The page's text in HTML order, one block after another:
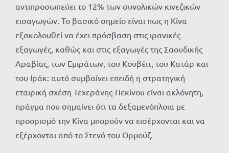
αντιπροσωπεύει το 12% των συνολικών κινεζικών
εισαγωγών. Το βασικό σημείο είναι πως η Κίνα
εξακολουθεί να έχει πρόσβαση στις ιρανικές
εξαγωγές, καθώς και στις εξαγωγές της Σαουδικής
Αραβίας, των Εμιράτων, του Κουβέιτ, του Κατάρ και
του Ιράκ: αυτό συμβαίνει επειδή η στρατηγική
εταιρική σχέση Τεχεράνης-Πεκίνου είναι ακλόνητη,
πράγμα που σημαίνει ότι τα δεξαμενόπλοια με
προορισμό την Κίνα μπορούν να εισέρχονται και να
εξέρχονται από το Στενό του Ορμούζ.